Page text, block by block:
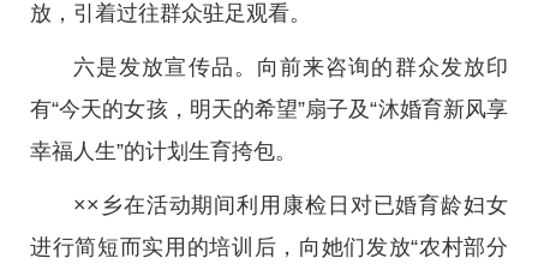
放，引着过往群众驻足观看。
六是发放宣传品。向前来咨询的群众发放印
有“今天的女孩，明天的希望”扇子及“沐婚育新风享
幸福人生”的计划生育挎包。
××乡在活动期间利用康检日对已婚育龄妇女
进行简短而实用的培训后，向她们发放“农村部分